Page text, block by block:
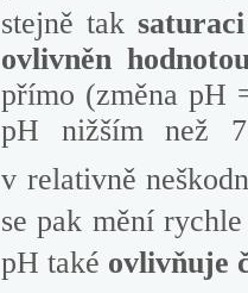
stejně tak
ovlivněn
přímo (změna pH
pH nižším než
v relativně
se pak mění
pH také ovlivňuje